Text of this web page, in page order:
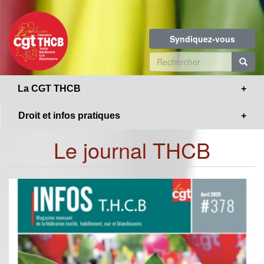
contenu
principal
Syndiquez-vous
Formulaire
de
La CGT THCB
Droit et infos pratiques
Le journal THCB